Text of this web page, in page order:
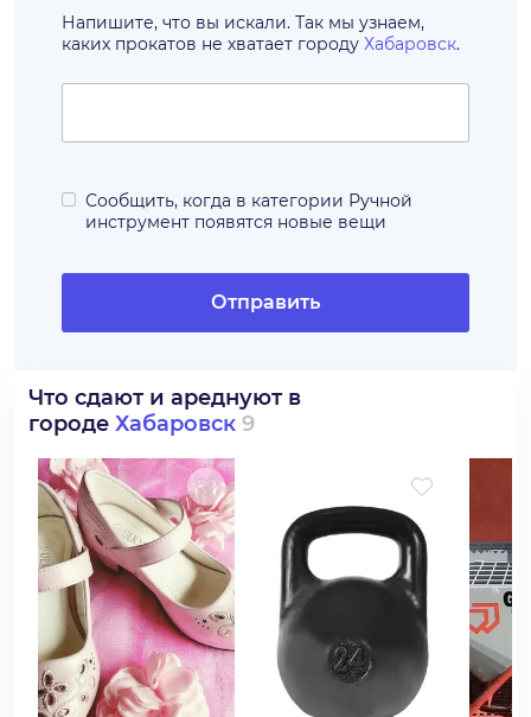
Напишите, что вы искали. Так мы узнаем,
каких прокатов не хватает городу Хабаровск.
Сообщить, когда в категории Ручной
инструмент появятся новые вещи
Отправить
Что сдают и ареднуют в
городе Хабаровск 9